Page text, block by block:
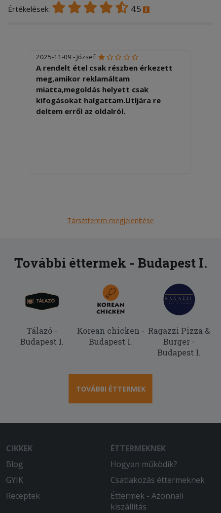
Értékelések: 4.5
2025-11-09 - József:
A rendelt étel csak részben érkezett
meg,amikor reklamáltam
miatta,megoldás helyett csak
kifogásokat halgattam.Utljára re
deltem erről az oldalról.
Társétterem megjelenítése
További éttermek - Budapest I.
Tálazó -
Budapest I.
Korean chicken -
Budapest I.
Ragazzi Pizza &
Burger -
Budapest I.
TOVÁBBI ÉTTERMEK
CIKKEK
Blog
GYIK
Receptek
ÉTTERMEKNEK
Hogyan működik?
Csatlakozás éttermeknek
Éttermek - Azonnali
kiszállítás